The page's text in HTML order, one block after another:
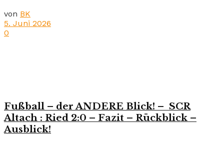
von BK
5. Juni 2026
0
Fußball – der ANDERE Blick! – SCR
Altach : Ried 2:0 – Fazit – Rückblick –
Ausblick!